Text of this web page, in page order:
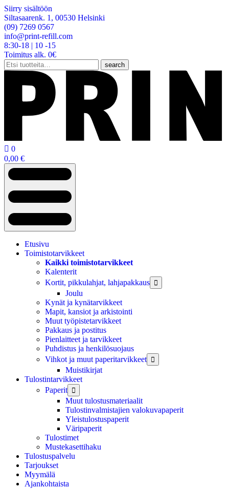
Siirry sisältöön
Siltasaarenk. 1, 00530 Helsinki
(09) 7269 0567
info@print-refill.com
8:30-18 | 10 -15
Toimitus alk. 0€
Etsi:
search
 0
0,00 €
Etusivu
Toimistotarvikkeet
Kaikki toimistotarvikkeet
Kalenterit
Kortit, pikkulahjat, lahjapakkaus

Joulu
Kynät ja kynätarvikkeet
Mapit, kansiot ja arkistointi
Muut työpistetarvikkeet
Pakkaus ja postitus
Pienlaitteet ja tarvikkeet
Puhdistus ja henkilösuojaus
Vihkot ja muut paperitarvikkeet

Muistikirjat
Tulostintarvikkeet
Paperit

Muut tulostusmateriaalit
Tulostinvalmistajien valokuvapaperit
Yleistulostuspaperit
Väripaperit
Tulostimet
Mustekasettihaku
Tulostuspalvelu
Tarjoukset
Myymälä
Ajankohtaista